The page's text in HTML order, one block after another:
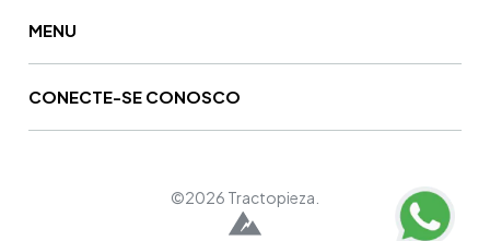
MENU
CONECTE-SE CONOSCO
©2026 Tractopieza.